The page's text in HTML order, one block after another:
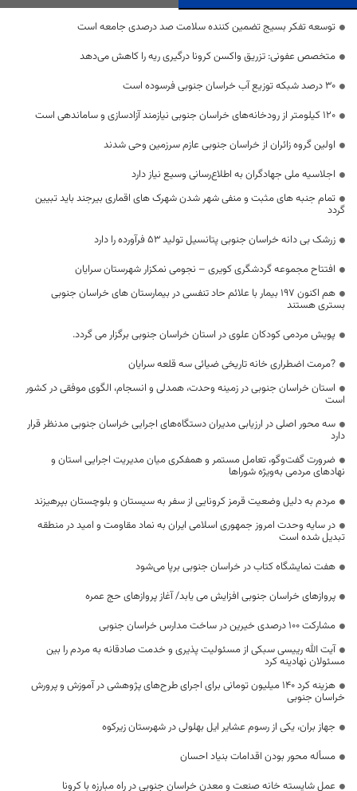
توسعه تفکر بسیج تضمین‌ کننده سلامت صد درصدی جامعه است
متخصص عفونی: تزریق واکسن کرونا درگیری ریه را کاهش می‌دهد
۳۰ درصد شبکه توزیع آب خراسان جنوبی فرسوده است
۱۲۰ کیلومتر از رودخانه‌های خراسان جنوبی نیازمند آزادسازی و ساماندهی است
اولین گروه زائران از خراسان جنوبی عازم سرزمین وحی شدند
اجلاسیه ملی جهادگران به اطلاع‌رسانی وسیع نیاز دارد
تمام جنبه های مثبت و منفی شهر شدن شهرک های اقماری بیرجند باید تبیین
گردد
زرشک بی دانه خراسان جنوبی پتانسیل تولید ۵۳ فرآورده را دارد
افتتاح مجموعه گردشگری کویری – نجومی نمکزار شهرستان سرایان
هم اکنون 197 بیمار با علائم حاد تنفسی در بیمارستان های خراسان جنوبی
بستری هستند
پویش مردمی کودکان علوی در استان خراسان جنوبی برگزار می گردد.
?مرمت اضطراری خانه تاریخی ضیائی سه قلعه سرایان
استان خراسان جنوبی در زمینه وحدت، همدلی و انسجام، الگوی موفقی در کشور
است
سه محور اصلی در ارزیابی مدیران دستگاه‌های اجرایی خراسان جنوبی مدنظر قرار
دارد
ضرورت گفت‌وگو، تعامل مستمر و همفکری میان مدیریت اجرایی استان و
نهادهای مردمی به‌ویژه شوراها
مردم به دلیل وضعیت قرمز کرونایی از سفر به سیستان و بلوچستان بپرهیزند
در سایه وحدت امروز جمهوری اسلامی ایران به نماد مقاومت و امید در منطقه
تبدیل شده است
هفت نمایشگاه کتاب در خراسان جنوبی برپا می‌شود
پروازهای خراسان جنوبی افزایش می یابد/ آغاز پروازهای حج عمره
مشارکت ۱۰۰ درصدی خیرین در ساخت مدارس خراسان جنوبی
آیت الله رییسی سبکی از مسئولیت پذیری و خدمت صادقانه به مردم را بین
مسئولان نهادینه کرد
هزینه کرد 140 میلیون تومانی برای اجرای طرح‌های پژوهشی در آموزش و پرورش
خراسان جنوبی
جهاز بران، یکی از رسوم عشایر ایل بهلولی در شهرستان زیرکوه
مسأله محور بودن اقدامات بنیاد احسان
عمل شایسته خانه صنعت و معدن خراسان جنوبی در راه مبارزه با کرونا